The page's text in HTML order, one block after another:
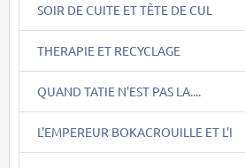
SOIR DE CUITE ET TÊTE DE CUL
THERAPIE ET RECYCLAGE
QUAND TATIE N'EST PAS LA....
L'EMPEREUR BOKACROUILLE ET L'I